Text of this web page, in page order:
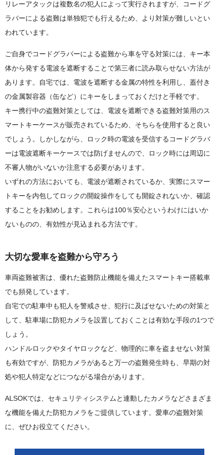
リレーアタックは複数名の犯人によって実行されますが、コードグ
ラバーによる盗難は単独犯でも行えるため、より対策が難しいとい
われています。
ご自身でコードグラバーによる盗難から車を守る対策には、キー本
体から発する電波を遮断することで第三者に読み取らせない方法が
あります。自宅では、電波を遮断する金属の特性を利用し、蓋付き
の金属製容器（缶など）にキーをしまっておくだけと手軽です。
キー携行中の盗難対策としては、電波を遮断できる盗難対策用のス
マートキーケースが販売されているため、そちらを使用すると良い
でしょう。しかしながら、ロック時の電波を受信するコードグラバ
ーは電波遮断キーケースでは防げませんので、ロック時には周辺に
不審人物がいないか注意する必要があります。
いずれの方法においても、電波が遮断されているか、実際にスマー
トキーを内包してロックの開錠操作をしても開錠されないか、確認
することをお勧めします。これらは100％安心というわけにはいか
ないものの、有効性が見込まれる方法です。
大切な愛車を盗難から守ろう
車両盗難被害は、優れた盗難防止機能を備えたスマートキー搭載車
でも頻発しています。
自宅での駐車中も犯人を警戒させ、犯行に及ばせないための対策と
して、駐車場に防犯カメラを設置しておくことは有効な手段の1つで
しょう。
ハンドルロックやタイヤロックなど、物理的に車を盗ませない対策
も有効ですが、防犯カメラがあると万一の盗難発生時も、早期の対
処や犯人特定などにつながる場合があります。
ALSOKでは、セキュリティシステムと連動したカメラなどさまざま
な機能を備えた防犯カメラをご提供しています。愛車の盗難対策
に、ぜひお役立てください。